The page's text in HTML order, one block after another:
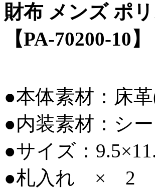
財布 メンズ ポ
【PA-70200-10】
●本体素材：床
●内装素材：シ
●サイズ：
●札入れ × 2